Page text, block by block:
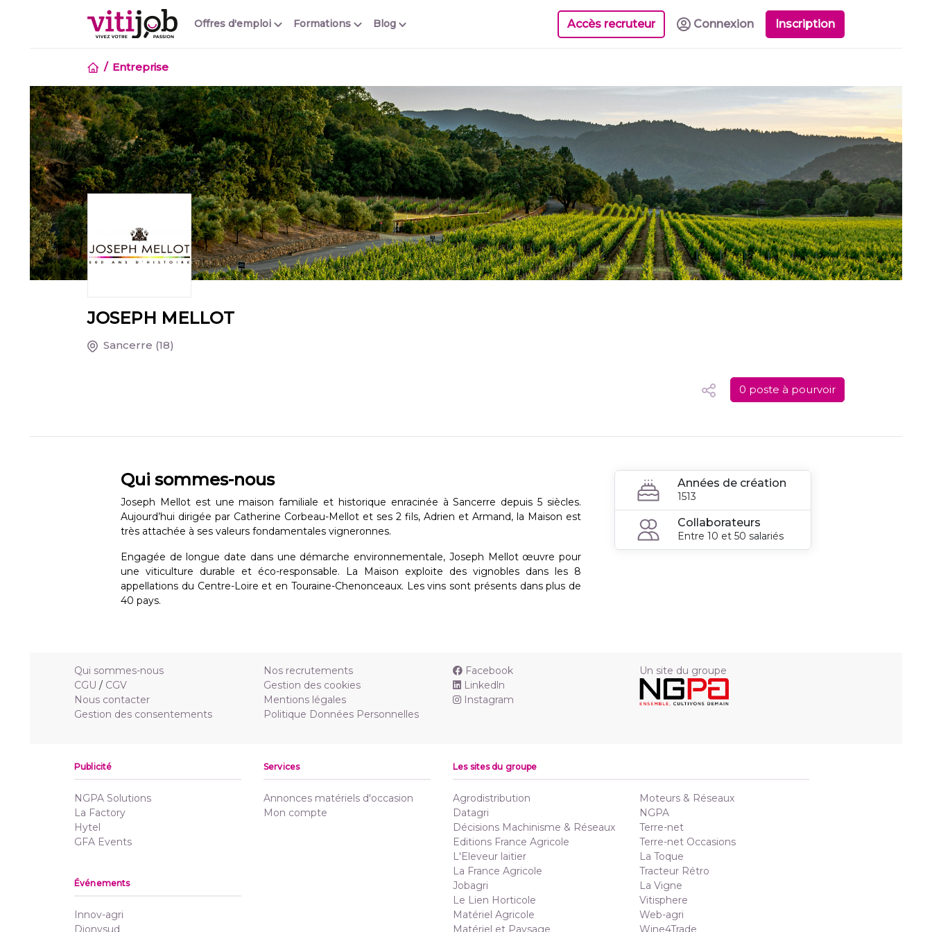
Offres d'emploi Blog
Formations Accès recruteur Connexion Inscription
Entreprise
JOSEPH MELLOT
Sancerre (18)
0 poste à pourvoir
Qui sommes-nous
Joseph Mellot est une maison familiale et historique enracinée à Sancerre depuis 5 siècles.
Aujourd’hui dirigée par Catherine Corbeau-Mellot et ses 2 fils, Adrien et Armand, la Maison est
très attachée à ses valeurs fondamentales vigneronnes.
Engagée de longue date dans une démarche environnementale, Joseph Mellot œuvre pour
une viticulture durable et éco-responsable. La Maison exploite des vignobles dans les 8
appellations du Centre-Loire et en Touraine-Chenonceaux. Les vins sont présents dans plus de
40 pays.
Années de création
1513
Collaborateurs
Entre 10 et 50 salariés
Qui sommes-nous
CGU / CGV
Nous contacter
Gestion des consentements
Nos recrutements
Gestion des cookies
Mentions légales
Politique Données Personnelles
Facebook
Linkedln
Instagram
Un site du groupe
Publicité
NGPA Solutions
La Factory
Hytel
GFA Events
Services
Annonces matériels d'occasion
Mon compte
Événements
Innov-agri
Les sites du groupe
Agrodistribution
Datagri
Décisions Machinisme & Réseaux
Editions France Agricole
L'Eleveur laitier
La France Agricole
Jobagri
Le Lien Horticole
Matériel Agricole
Moteurs & Réseaux
NGPA
Terre-net
Terre-net Occasions
La Toque
Tracteur Rétro
La Vigne
Vitisphere
Web-agri